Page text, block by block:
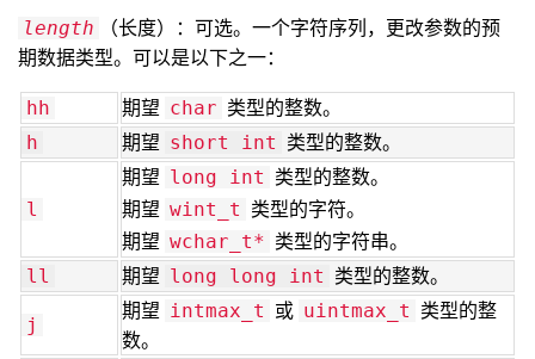
length
（长度）：可选。一个字符序列，更改参数的预
期数据类型。可以是以下之一：
hh 期望 char 类型的整数。
h 期望 short int 类型的整数。
l
期望 long int 类型的整数。
期望 wint_t 类型的字符。
期望 wchar_t* 类型的字符串。
ll 期望 long long int 类型的整数。
j
期望 intmax_t 或 uintmax_t 类型的整
数。